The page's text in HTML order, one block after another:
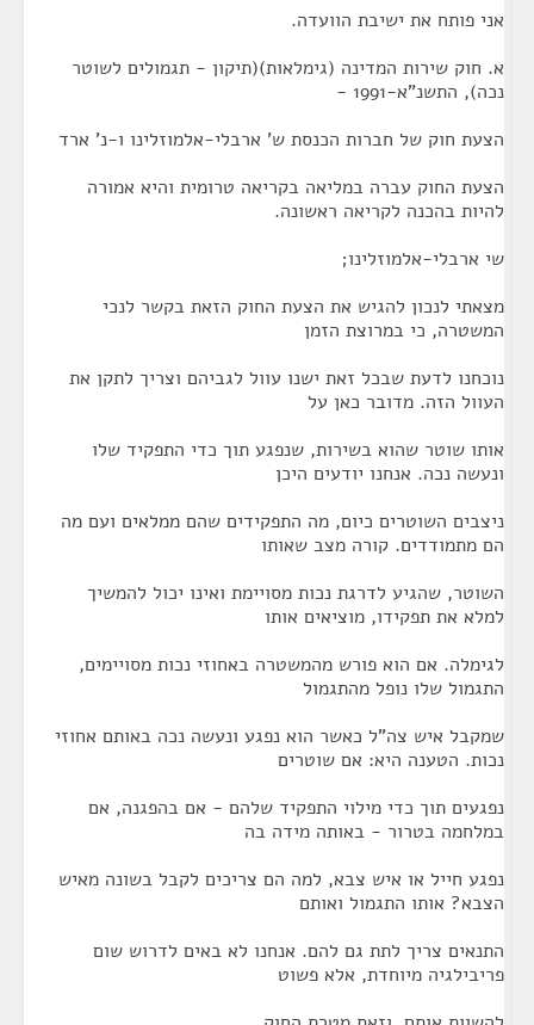
אני פותח את ישיבת הוועדה.
א. חוק שירות המדינה (גימלאות)(תיקון - תגמולים לשוטר
נכה), התשנ"א-1991 -
הצעת חוק של חברות הכנסת ש' ארבלי-אלמוזלינו ו-נ' ארד
הצעת החוק עברה במליאה בקריאה טרומית והיא אמורה
להיות בהכנה לקריאה ראשונה.
שי ארבלי-אלמוזלינו;
מצאתי לנכון להגיש את הצעת החוק הזאת בקשר לנכי
המשטרה, כי במרוצת הזמן
נוכחנו לדעת שבכל זאת ישנו עוול לגביהם וצריך לתקן את
העוול הזה. מדובר כאן על
אותו שוטר שהוא בשירות, שנפגע תוך כדי התפקיד שלו
ונעשה נכה. אנחנו יודעים היכן
ניצבים השוטרים כיום, מה התפקידים שהם ממלאים ועם מה
הם מתמודדים. קורה מצב שאותו
השוטר, שהגיע לדרגת נכות מסויימת ואינו יכול להמשיך
למלא את תפקידו, מוציאים אותו
לגימלה. אם הוא פורש מהמשטרה באחוזי נכות מסויימים,
התגמול שלו נופל מהתגמול
שמקבל איש צה"ל כאשר הוא נפגע ונעשה נכה באותם אחוזי
נכות. הטענה היא: אם שוטרים
נפגעים תוך כדי מילוי התפקיד שלהם - אם בהפגנה, אם
במלחמה בטרור - באותה מידה בה
נפגע חייל או איש צבא, למה הם צריכים לקבל בשונה מאיש
הצבא? אותו התגמול ואותם
התנאים צריך לתת גם להם. אנחנו לא באים לדרוש שום
פריבילגיה מיוחדת, אלא פשוט